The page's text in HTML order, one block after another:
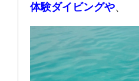
体験ダイビングや、